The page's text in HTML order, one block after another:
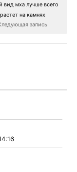
вид мха лучше всего
растет на камнях
запись